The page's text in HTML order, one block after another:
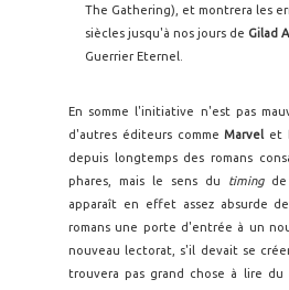
The Gathering), et montrera les
siècles jusqu'à nos jours de Gilad
Guerrier Eternel.
En somme l'initiative n'est pas
d'autres éditeurs commeMarvel et
depuis longtemps des romans
phares, mais le sens du timing de
apparaît en effet assez absurde
romans une porte d'entrée à un
nouveau lectorat, s'il devait se
trouvera pas grand chose à lire du